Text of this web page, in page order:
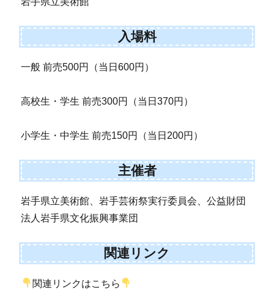
入場料
一般 前売500円（当日600円）
高校生・学生 前売300円（当日370円）
小学生・中学生 前売150円（当日200円）
主催者
岩手県立美術館、岩手芸術祭実行委員会、公益財団
法人岩手県文化振興事業団
関連リンク
関連リンクはこちら